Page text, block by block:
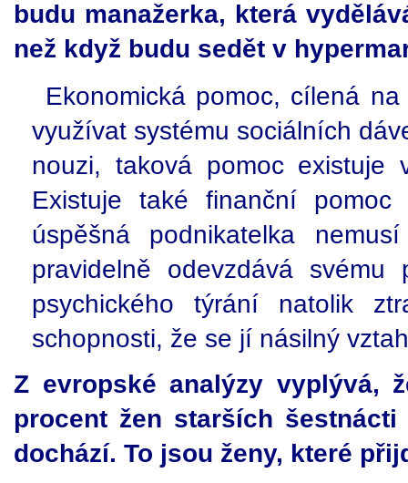
budu manažerka, která
než když budu sedět v
Ekonomická pomoc, cílená
využívat systému sociálních
nouzi, taková pomoc existuje
Existuje také finanční
úspěšná podnikatelka
pravidelně odevzdává
psychického týrání natolik
schopnosti, že se jí násilný
Z evropské analýzy vyplývá,
procent žen starších
dochází. To jsou ženy, které